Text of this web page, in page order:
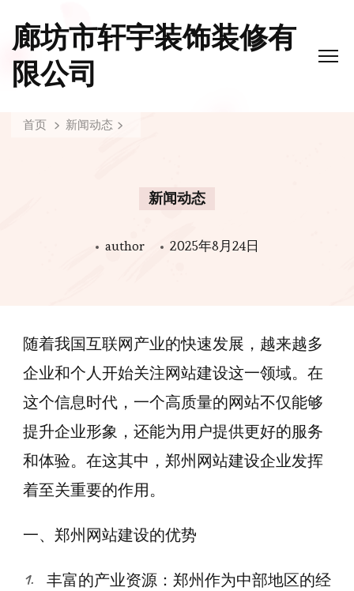
廊坊市轩宇装饰装修有
限公司
首页 新闻动态
新闻动态
author 2025年8月24日
随着我国互联网产业的快速发展，越来越多
企业和个人开始关注网站建设这一领域。在
这个信息时代，一个高质量的网站不仅能够
提升企业形象，还能为用户提供更好的服务
和体验。在这其中，郑州网站建设企业发挥
着至关重要的作用。
一、郑州网站建设的优势
丰富的产业资源：郑州作为中部地区的经